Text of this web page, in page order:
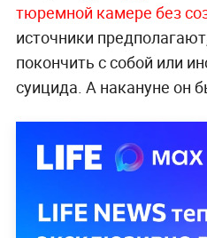
тюремной камере без
источники
покончить с собой или
суицида. А накануне он